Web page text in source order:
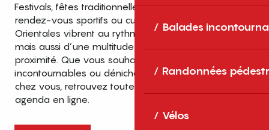
Balades
Randonnées
Vélos
Festivals, fêtes traditionnelles, concerts, expositions,
rendez-vous sportifs ou culturels… les Pyrénées-
Orientales vibrent au rythme de grands temps forts
mais aussi d’une multitude d’événements de
proximité. Que vous souhaitiez vivre les
incontournables ou dénicher des sorties près de
chez vous, retrouvez toutes les infos dans notre
agenda en ligne.
Top des événements et sorties
en famille
cet été dans les Pyrénées-Orientales
Entre mer Méditerranée, villages de